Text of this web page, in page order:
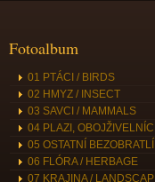
Fotoalbum
01 PTÁCI / BIRDS
02 HMYZ / INSECT
03 SAVCI / MAMMALS
04 PLAZI,
05 OSTATNÍ
06 FLÓRA / HERBAGE
07 KRAJINA /